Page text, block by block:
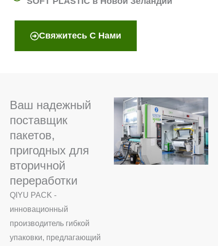
Свяжитесь С Нами
Ваш надежный
поставщик
пакетов,
пригодных для
вторичной
переработки
QIYU PACK -
инновационный
производитель гибкой
упаковки, предлагающий